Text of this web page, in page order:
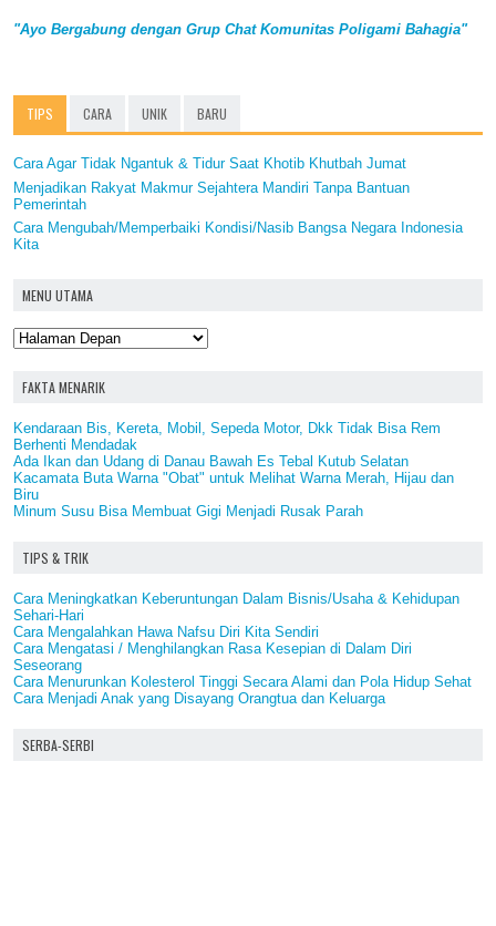
"Ayo Bergabung dengan Grup Chat Komunitas Poligami Bahagia"
TIPS CARA UNIK BARU
Cara Agar Tidak Ngantuk & Tidur Saat Khotib Khutbah Jumat
Menjadikan Rakyat Makmur Sejahtera Mandiri Tanpa Bantuan
Pemerintah
Cara Mengubah/Memperbaiki Kondisi/Nasib Bangsa Negara Indonesia
Kita
MENU UTAMA
FAKTA MENARIK
Kendaraan Bis, Kereta, Mobil, Sepeda Motor, Dkk Tidak Bisa Rem
Berhenti Mendadak
Ada Ikan dan Udang di Danau Bawah Es Tebal Kutub Selatan
Kacamata Buta Warna "Obat" untuk Melihat Warna Merah, Hijau dan
Biru
Minum Susu Bisa Membuat Gigi Menjadi Rusak Parah
TIPS & TRIK
Cara Meningkatkan Keberuntungan Dalam Bisnis/Usaha & Kehidupan
Sehari-Hari
Cara Mengalahkan Hawa Nafsu Diri Kita Sendiri
Cara Mengatasi / Menghilangkan Rasa Kesepian di Dalam Diri
Seseorang
Cara Menurunkan Kolesterol Tinggi Secara Alami dan Pola Hidup Sehat
Cara Menjadi Anak yang Disayang Orangtua dan Keluarga
SERBA-SERBI